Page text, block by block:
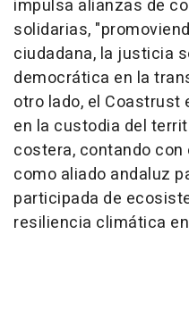
impulsa alianzas de
solidarias,
ciudadana, la justicia
democrática en la
otro lado, el
en la custodia del
costera, contando
como aliado andaluz
participada de
resiliencia climática